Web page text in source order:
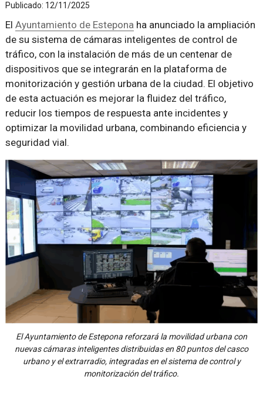
Publicado: 12/11/2025
El Ayuntamiento de Esteponaha anunciado la ampliación
de su sistema de cámaras inteligentes de control de
tráfico, con la instalación de más de un centenar de
dispositivos que se integrarán en la plataforma de
monitorización y gestión urbana de la ciudad. El objetivo
de esta actuación es mejorar la fluidez del tráfico,
reducir los tiempos de respuesta ante incidentes y
optimizar la movilidad urbana, combinando eficiencia y
seguridad vial.
El Ayuntamiento de Estepona reforzará la movilidad urbana con
nuevas cámaras inteligentes distribuidas en 80 puntos del casco
urbano y el extrarradio, integradas en el sistema de control y
monitorización del tráfico.